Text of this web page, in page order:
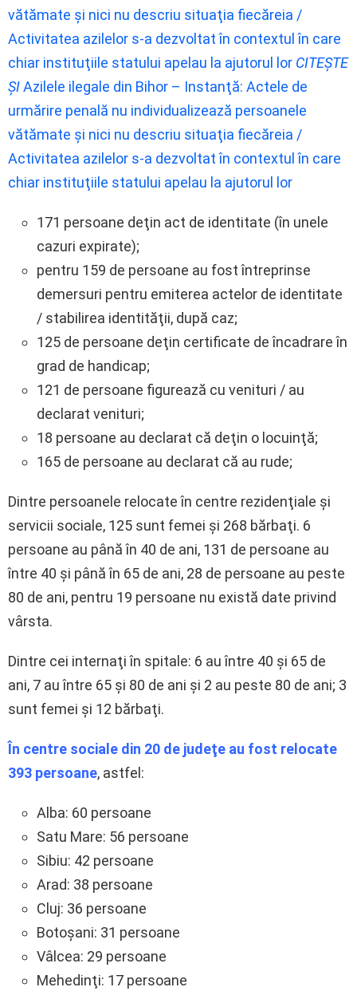
vătămate şi nici nu descriu situaţia fiecăreia /
Activitatea azilelor s-a dezvoltat în contextul în care
chiar instituţiile statului apelau la ajutorul lor CITEȘTE
ȘIAzilele ilegale din Bihor – Instanţă: Actele de
urmărire penală nu individualizează persoanele
vătămate şi nici nu descriu situaţia fiecăreia /
Activitatea azilelor s-a dezvoltat în contextul în care
chiar instituţiile statului apelau la ajutorul lor
171 persoane deţin act de identitate (în unele
cazuri expirate);
pentru 159 de persoane au fost întreprinse
demersuri pentru emiterea actelor de identitate
/ stabilirea identităţii, după caz;
125 de persoane deţin certificate de încadrare în
grad de handicap;
121 de persoane figurează cu venituri / au
declarat venituri;
18 persoane au declarat că deţin o locuinţă;
165 de persoane au declarat că au rude;
Dintre persoanele relocate în centre rezidenţiale şi
servicii sociale, 125 sunt femei şi 268 bărbaţi. 6
persoane au până în 40 de ani, 131 de persoane au
între 40 şi până în 65 de ani, 28 de persoane au peste
80 de ani, pentru 19 persoane nu există date privind
vârsta.
Dintre cei internaţi în spitale: 6 au între 40 şi 65 de
ani, 7 au între 65 şi 80 de ani şi 2 au peste 80 de ani; 3
sunt femei şi 12 bărbaţi.
În centre sociale din 20 de judeţe au fost relocate
393 persoane, astfel:
Alba: 60 persoane
Satu Mare: 56 persoane
Sibiu: 42 persoane
Arad: 38 persoane
Cluj: 36 persoane
Botoşani: 31 persoane
Vâlcea: 29 persoane
Mehedinţi: 17 persoane